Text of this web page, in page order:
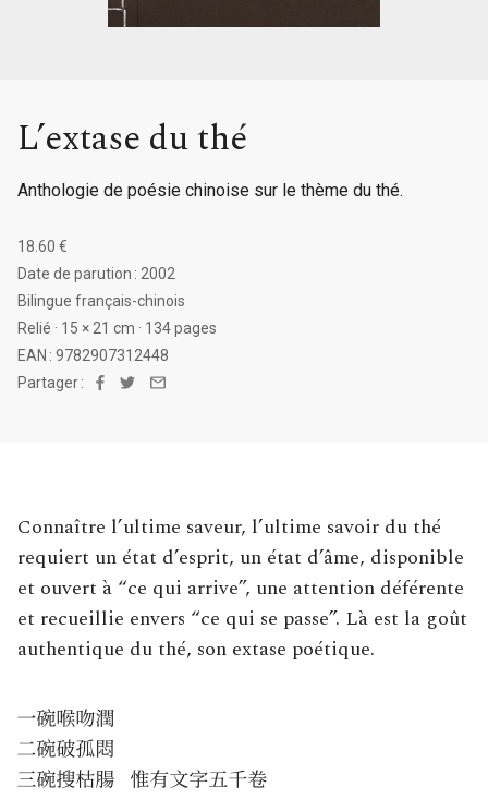
L’extase du thé
Anthologie de poésie chinoise sur le thème du thé.
18.60 €
Date de parution : 2002
Bilingue français-chinois
Relié · 15 × 21 cm · 134 pages
EAN : 9782907312448
Partager :
Facebook
Twitter
Connaître l’ultime saveur, l’ultime savoir du thé
requiert un état d’esprit, un état d’âme, disponible
et ouvert à “ce qui arrive”, une attention déférente
et recueillie envers “ce qui se passe”. Là est la goût
authentique du thé, son extase poétique.